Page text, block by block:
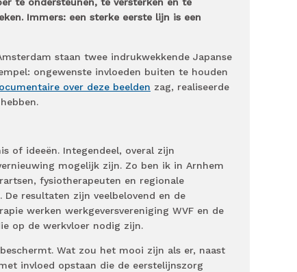
te ondersteunen, te versterken en te
Immers: een sterke eerste lijn is een
staan twee indrukwekkende Japanse
ongewenste invloeden buiten te houden
over deze beelden zag, realiseerde
of ideeën. Integendeel, overal zijn
mogelijk zijn. Zo ben ik in Arnhem
fysiotherapeuten en regionale
resultaten zijn veelbelovend en de
werken werkgeversvereniging WVF en de
op de werkvloer nodig zijn.
Wat zou het mooi zijn als er, naast
invloed opstaan die de eerstelijnszorg